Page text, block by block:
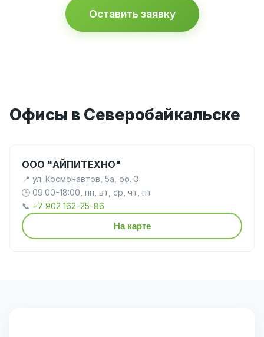
Оставить заявку
Офисы в Северобайкальске
ООО "АЙПИТЕХНО"
📍 ул. Космонавтов, 5а, оф. 3
🕒 09:00-18:00, пн, вт, ср, чт, пт
📞 +7 902 162-25-86
На карте